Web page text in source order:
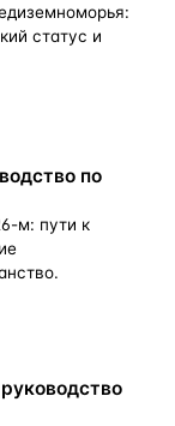
статус и
по
м: пути к